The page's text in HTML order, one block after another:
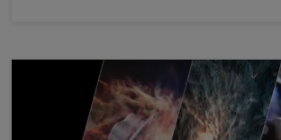
使用 DPU 迎接 HPC 和超级计算性能的新时